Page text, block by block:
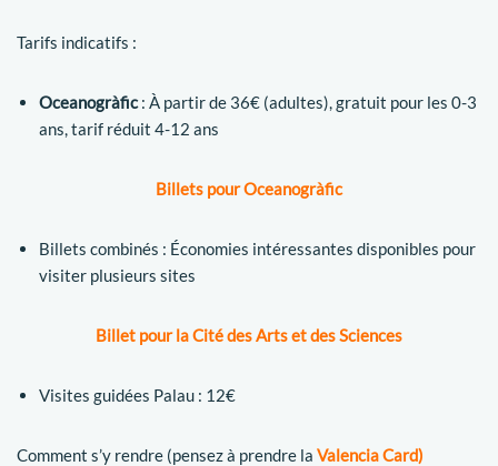
Tarifs indicatifs :
Oceanogràfic: À partir de 36€ (adultes), gratuit pour les 0-3
ans, tarif réduit 4-12 ans
Billets pour Oceanogràfic
Billets combinés : Économies intéressantes disponibles pour
visiter plusieurs sites
Billet pour la Cité des Arts et des Sciences
Visites guidées Palau : 12€
Comment s’y rendre (pensez à prendre la Valencia Card)